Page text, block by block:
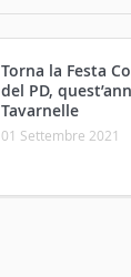
Torna la Festa
del PD,
Tavarnelle
01 Settembre 2021